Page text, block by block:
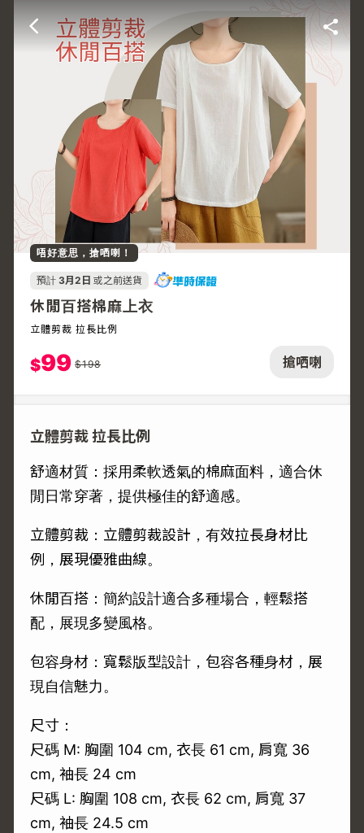
搶哂喇
唔好意思，搶哂喇！
預計 3月2日 或之前送貨
休閒百搭棉麻上衣
立體剪裁 拉長比例
$99 $198
立體剪裁 拉長比例
舒適材質：採用柔軟透氣的棉麻面料，適合休
閒日常穿著，提供極佳的舒適感。
立體剪裁：立體剪裁設計，有效拉長身材比
例，展現優雅曲線。
休閒百搭：簡約設計適合多種場合，輕鬆搭
配，展現多變風格。
包容身材：寬鬆版型設計，包容各種身材，展
現自信魅力。
尺寸：
尺碼 M: 胸圍 104 cm, 衣長 61 cm, 肩寬 36
cm, 袖長 24 cm
尺碼 L: 胸圍 108 cm, 衣長 62 cm, 肩寬 37
cm, 袖長 24.5 cm